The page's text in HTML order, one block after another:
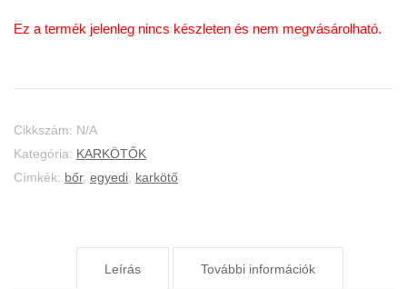
Ez a termék jelenleg nincs készleten és nem megvásárolható.
Cikkszám: N/A
Kategória: KARKÖTŐK
Címkék: bőr, egyedi karkötő
Leírás További információk